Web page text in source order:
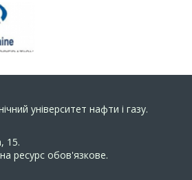
університет нафти і газу.
15.
ресурс обов'язкове.